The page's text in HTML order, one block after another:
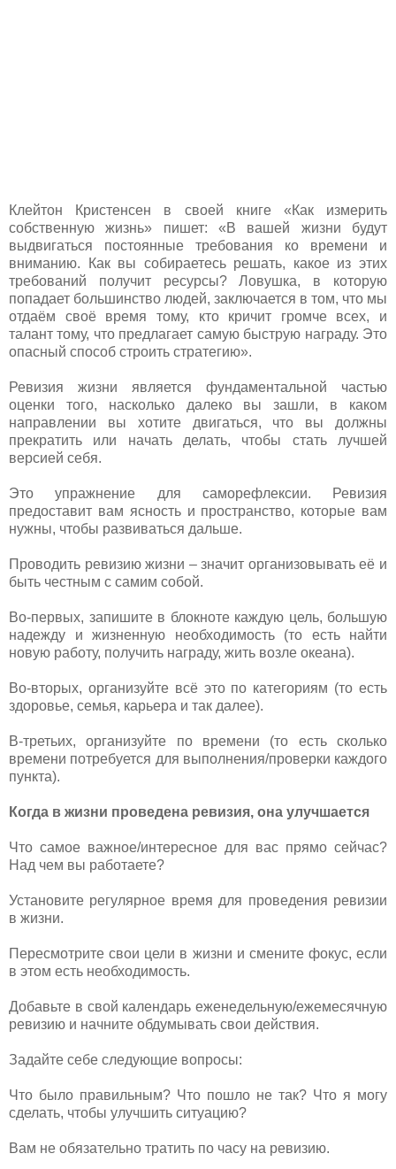
Клейтон Кристенсен в своей книге «Как измерить
собственную жизнь» пишет: «В вашей жизни будут
выдвигаться постоянные требования ко времени и
вниманию. Как вы собираетесь решать, какое из этих
требований получит ресурсы? Ловушка, в которую
попадает большинство людей, заключается в том, что мы
отдаём своё время тому, кто кричит громче всех, и
талант тому, что предлагает самую быструю награду. Это
опасный способ строить стратегию».
Ревизия жизни является фундаментальной частью
оценки того, насколько далеко вы зашли, в каком
направлении вы хотите двигаться, что вы должны
прекратить или начать делать, чтобы стать лучшей
версией себя.
Это упражнение для саморефлексии. Ревизия
предоставит вам ясность и пространство, которые вам
нужны, чтобы развиваться дальше.
Проводить ревизию жизни – значит организовывать её и
быть честным с самим собой.
Во-первых, запишите в блокноте каждую цель, большую
надежду и жизненную необходимость (то есть найти
новую работу, получить награду, жить возле океана).
Во-вторых, организуйте всё это по категориям (то есть
здоровье, семья, карьера и так далее).
В-третьих, организуйте по времени (то есть сколько
времени потребуется для выполнения/проверки каждого
пункта).
Когда в жизни проведена ревизия, она улучшается
Что самое важное/интересное для вас прямо сейчас?
Над чем вы работаете?
Установите регулярное время для проведения ревизии
в жизни.
Пересмотрите свои цели в жизни и смените фокус, если
в этом есть необходимость.
Добавьте в свой календарь еженедельную/ежемесячную
ревизию и начните обдумывать свои действия.
Задайте себе следующие вопросы:
Что было правильным? Что пошло не так? Что я могу
сделать, чтобы улучшить ситуацию?
Вам не обязательно тратить по часу на ревизию.